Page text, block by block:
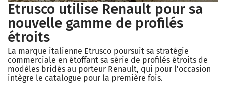
Etrusco utilise Renault pour sa
nouvelle gamme de profilés
étroits
La marque italienne Etrusco poursuit sa stratégie
commerciale en étoffant sa série de profilés étroits de
modèles bridés au porteur Renault, qui pour l'occasion
intègre le catalogue pour la première fois.